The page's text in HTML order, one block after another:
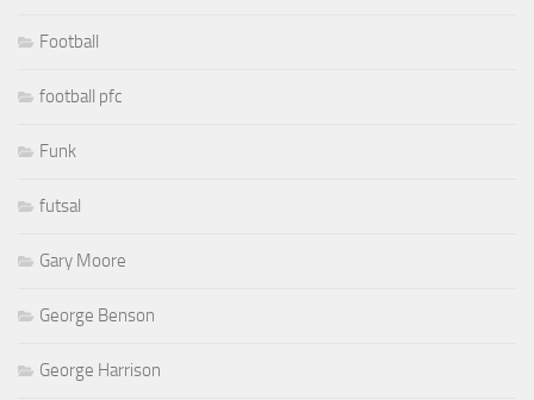
Football
football pfc
Funk
futsal
Gary Moore
George Benson
George Harrison